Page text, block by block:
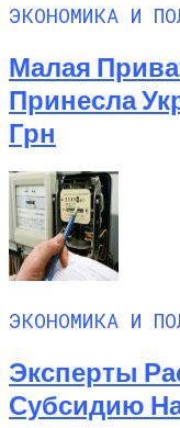
ЭКОНОМИКА И
Малая
Принесла
Грн
ЭКОНОМИКА И
Эксперты
Субсидию